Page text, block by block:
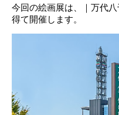
今回の絵画展は、｜万代
得て開催します。